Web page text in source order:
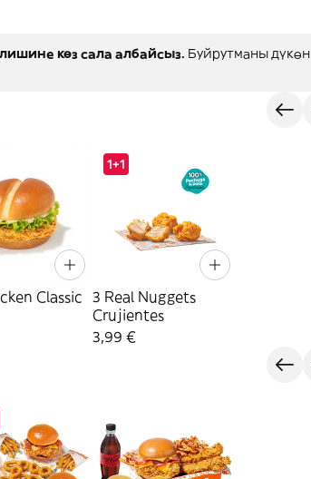
көз сала албайсыз. Буйрутманы дүкөн
Classic
1+1
3 Real Nuggets
Crujientes
3,99 €